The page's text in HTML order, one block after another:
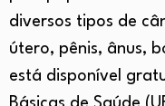
diversos tipos de
útero, pênis, ânus,
está disponível